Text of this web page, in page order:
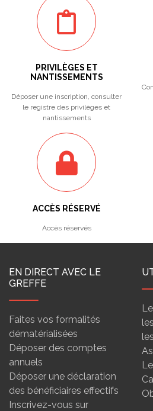
PRIVILÈGES ET
NANTISSEMENTS
Déposer une inscription, consulter
le registre des privilèges et
nantissements
ACCÈS RÉSERVÉ
Accès réservés
EN DIRECT AVEC LE
GREFFE
Faites vos formalités
dématérialisées
Déposer des comptes
annuels
Déposer une déclaration
des bénéficiaires effectifs
Inscrivez-vous sur